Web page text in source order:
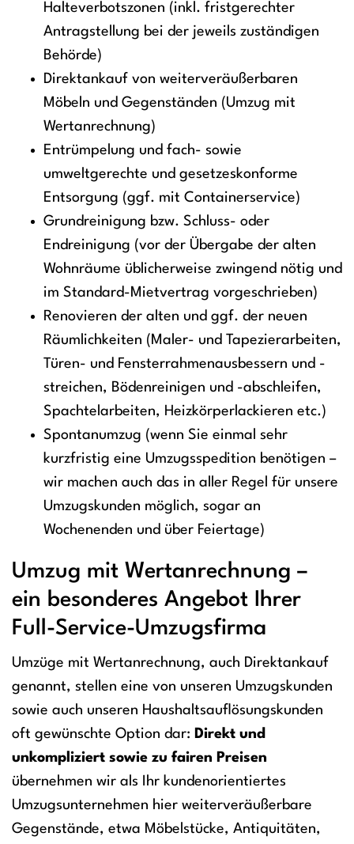
Halteverbotszonen (inkl. fristgerechter
Antragstellung bei der jeweils zuständigen
Behörde)
Direktankauf von weiterveräußerbaren
Möbeln und Gegenständen (Umzug mit
Wertanrechnung)
Entrümpelung und fach- sowie
umweltgerechte und gesetzeskonforme
Entsorgung (ggf. mit Containerservice)
Grundreinigung bzw. Schluss- oder
Endreinigung (vor der Übergabe der alten
Wohnräume üblicherweise zwingend nötig und
im Standard-Mietvertrag vorgeschrieben)
Renovieren der alten und ggf. der neuen
Räumlichkeiten (Maler- und Tapezierarbeiten,
Türen- und Fensterrahmenausbessern und -
streichen, Bödenreinigen und -abschleifen,
Spachtelarbeiten, Heizkörperlackieren etc.)
Spontanumzug (wenn Sie einmal sehr
kurzfristig eine Umzugsspedition benötigen –
wir machen auch das in aller Regel für unsere
Umzugskunden möglich, sogar an
Wochenenden und über Feiertage)
Umzug mit Wertanrechnung –
ein besonderes Angebot Ihrer
Full-Service-Umzugsfirma
Umzüge mit Wertanrechnung, auch Direktankauf
genannt, stellen eine von unseren Umzugskunden
sowie auch unseren Haushaltsauflösungskunden
oft gewünschte Option dar: Direkt und
unkompliziert sowie zu fairen Preisen
übernehmen wir als Ihr kundenorientiertes
Umzugsunternehmen hier weiterveräußerbare
Gegenstände, etwa Möbelstücke, Antiquitäten,